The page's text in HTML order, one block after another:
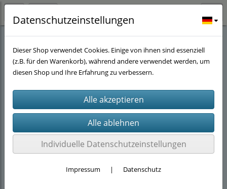
Stöwers-Garnelenstube(143) Aquarien Zubehör(45) Kescher(1)
Datenschutzeinstellungen
Dieser Shop verwendet Cookies. Einige von ihnen sind essenziell
(z.B. für den Warenkorb), während andere verwendet werden, um
diesen Shop und Ihre Erfahrung zu verbessern.
Individuelle Datenschutzeinstellungen
Impressum | Datenschutz